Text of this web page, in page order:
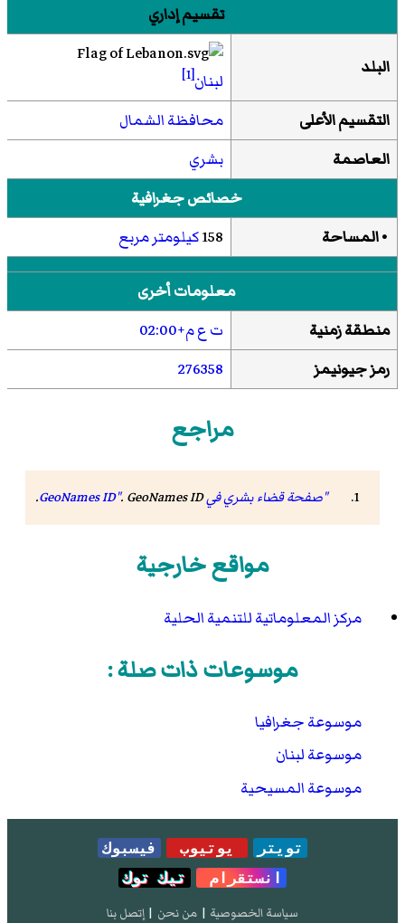
تقسيم إداري
البلد
لبنان[1]
التقسيم الأعلى
محافظة الشمال
العاصمة
بشري
خصائص جغرافية
• المساحة
158كيلومتر مربع
معلومات أخرى
منطقة زمنية
ت ع م+02:00
رمز جيونيمز
276358
مراجع
"صفحة قضاء بشري في GeoNames ID" . GeoNames ID
.
مواقع خارجية
مركز المعلوماتية للتنمية الحلية
موسوعات ذات صلة :
موسوعة جغرافيا
موسوعة لبنان
موسوعة المسيحية
تويتر يوتيوب
فيسبوك
انستقرام
تيك توك
سياسة الخصوصية | من نحن | إتصل بنا